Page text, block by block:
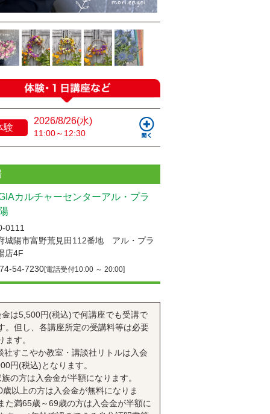
験
2026/8/26(水)
11:00～12:30
カルチャーセンターアル・プラ
0111
城陽市富野荒見田112番地 アル・プラ
店4F
54-7230[電話受付10:00 ～ 20:00]
は5,500円(税込)で何講座でも受講で
。但し、各講座所定の受講料等は必要
ます。
社すこやか教室・講談社リトルは入会
円(税込)となります。
の方は入会金が半額になります。
歳以上の方は入会金が無料になりま
た満65歳～69歳の方は入会金が半額に